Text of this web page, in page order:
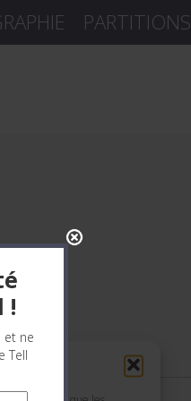
PARTITIONS
!
et ne
Tell